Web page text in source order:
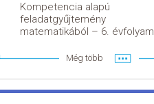
Kompetencia alapú
feladatgyűjtemény
matematikából – 6. évfolyam
Még több